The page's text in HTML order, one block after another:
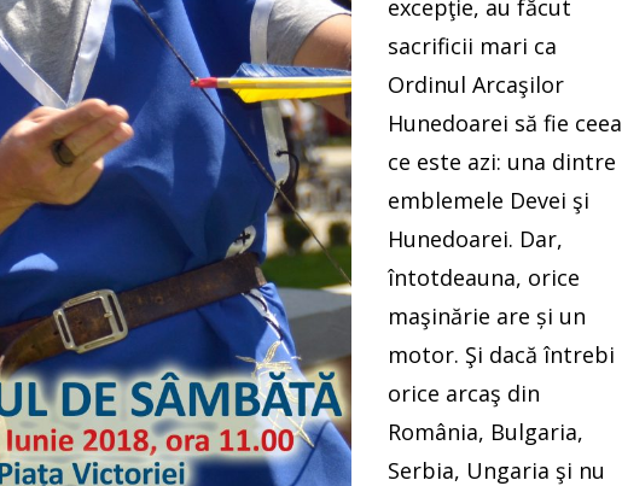
excepţie, au făcut
sacrificii mari ca
Ordinul Arcaşilor
Hunedoarei să fie ceea
ce este azi: una dintre
emblemele Devei şi
Hunedoarei. Dar,
întotdeauna, orice
maşinărie are și un
motor. Şi dacă întrebi
orice arcaş din
România, Bulgaria,
Serbia, Ungaria şi nu